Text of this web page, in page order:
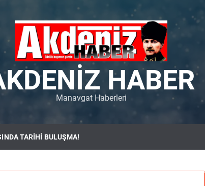
HABER
Manavgat Haberleri
TARİHİ BULUŞMA!